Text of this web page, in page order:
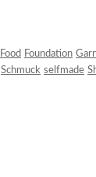
Food Foundation
Schmuck selfmade